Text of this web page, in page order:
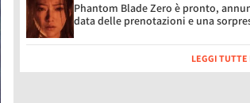
Phantom Blade Zero è pronto,
data delle prenotazioni e una
LEGGI TUTTE